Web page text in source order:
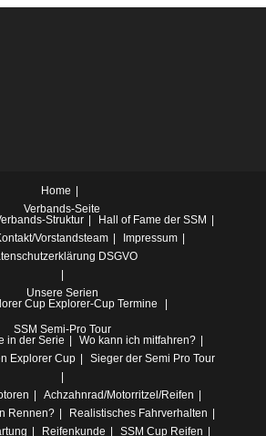
Home
Verbands-Seite
Struktur
Hall of Fame der SSM
Vorstandsteam
Impressum
DSGVO
Unsere Serien
Cup Explorer-Cup Termine
SSM Semi-Pro Tour
in der Serie
Wo kann ich mitfahren?
Explorer Cup
Sieger der Semi Pro Tour
Achzahnrad/Motorritzel/Reifen
Rennen?
Realistisches Fahrverhalten
Reifenkunde SSM Cup Reifen